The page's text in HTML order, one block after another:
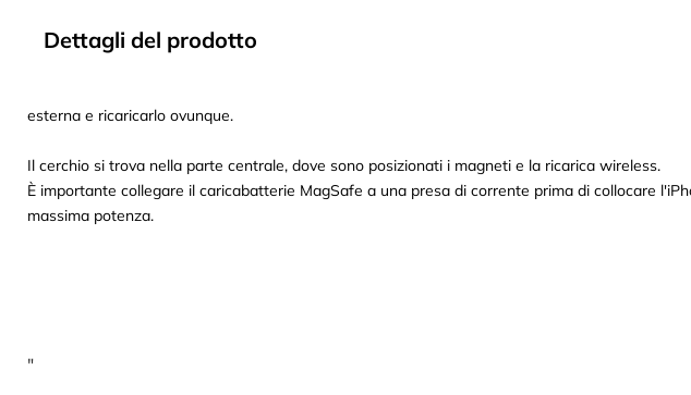
Dettagli del prodotto
esterna e ricaricarlo ovunque.
Il cerchio si trova nella parte centrale, dove sono posizionati i magneti e la ricarica wireless.
È importante collegare il caricabatterie MagSafe a una presa di corrente prima di collocare
massima potenza.
"